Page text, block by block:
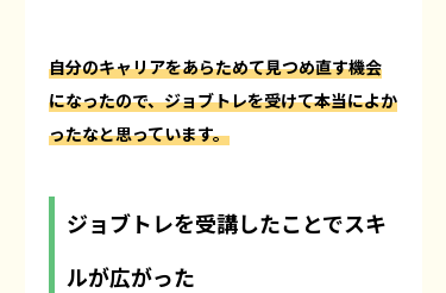
自分のキャリアをあらためて見つめ直す機会
になったので、ジョブトレを受けて本当によか
ったなと思っています。
ジョブトレを受講したことでスキ
ルが広がった